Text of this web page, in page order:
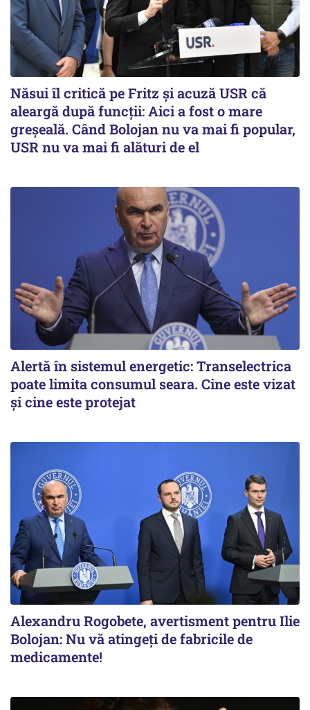
Năsui îl critică pe Fritz și acuză USR că
aleargă după funcții: Aici a fost o mare
greșeală. Când Bolojan nu va mai fi popular,
USR nu va mai fi alături de el
Alertă în sistemul energetic: Transelectrica
poate limita consumul seara. Cine este vizat
și cine este protejat
Alexandru Rogobete, avertisment pentru Ilie
Bolojan: Nu vă atingeți de fabricile de
medicamente!